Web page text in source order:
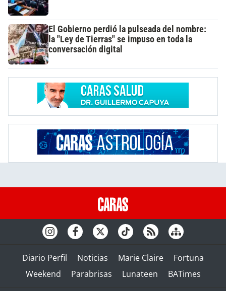
El Gobierno perdió la pulseada del nombre:
la "Ley de Tierras" se impuso en toda la
conversación digital
Diario Perfil Noticias Marie Claire
Fortuna
Weekend
Parabrisas Lunateen BATimes